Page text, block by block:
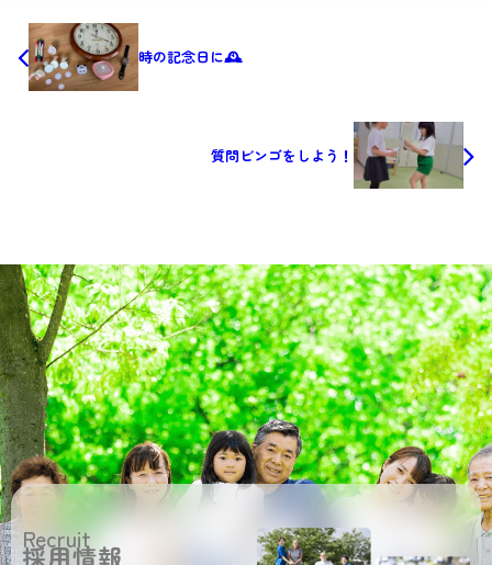
時の記念日に🕰️
質問ビンゴをしよう！
Recruit
採用情報